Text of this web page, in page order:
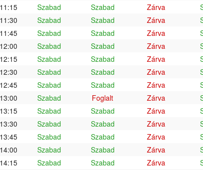
11:15
Szabad Szabad Zárva
11:30
Szabad Szabad Zárva
11:45
Szabad Szabad Zárva
12:00
Szabad Szabad Zárva
12:15
Szabad Szabad Zárva
12:30
Szabad Szabad Zárva
12:45
Szabad Szabad Zárva
13:00
Szabad Foglalt Zárva
13:15
Szabad Szabad Zárva
13:30
Szabad Szabad Zárva
13:45
Szabad Szabad Zárva
14:00
Szabad Szabad Zárva
14:15
Szabad Szabad Zárva